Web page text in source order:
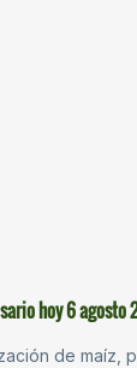
hoy 6 agosto
de maíz,